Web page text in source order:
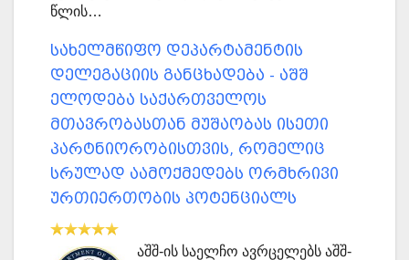
წლის…
სახელმწიფო დეპარტამენტის
დელეგაციის განცხადება - აშშ
ელოდება საქართველოს
მთავრობასთან მუშაობას ისეთი
პარტნიორობისთვის, რომელიც
სრულად აამოქმედებს ორმხრივი
ურთიერთობის პოტენციალს
აშშ-ის საელჩო ავრცელებს აშშ-